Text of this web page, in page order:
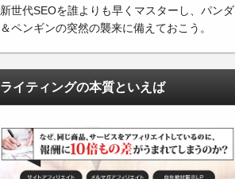
新世代SEOを誰よりも早くマスターし、パンダ
＆ペンギンの突然の襲来に備えておこう。
ライティングの本質といえば